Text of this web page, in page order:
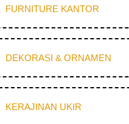
FURNITURE KANTOR
DEKORASI & ORNAMEN
KERAJINAN UKIR